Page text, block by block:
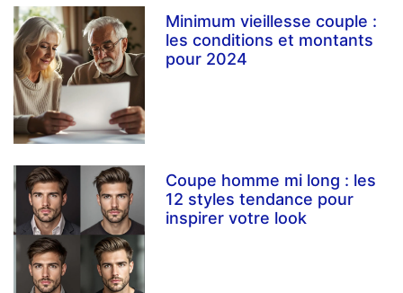
Minimum vieillesse couple :
les conditions et montants
pour 2024
Coupe homme mi long : les
12 styles tendance pour
inspirer votre look